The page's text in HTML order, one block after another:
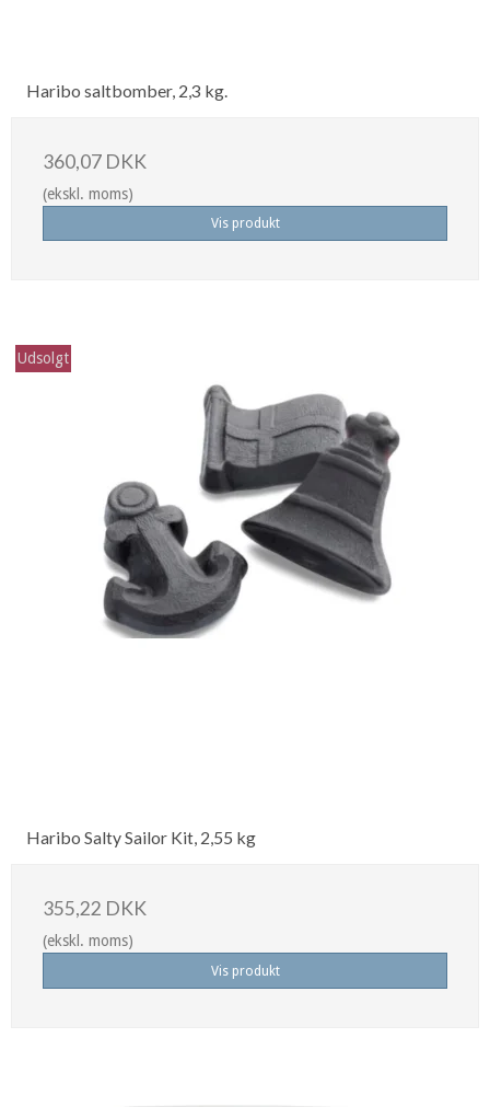
Haribo saltbomber, 2,3 kg.
360,07 DKK
(ekskl. moms)
Vis produkt
Udsolgt
Haribo Salty Sailor Kit, 2,55 kg
355,22 DKK
(ekskl. moms)
Vis produkt